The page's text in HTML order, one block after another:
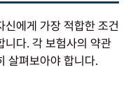
신에게 가장 적합한 조건
니다. 각 보험사의 약관
살펴보아야 합니다.